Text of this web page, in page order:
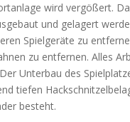
wird vergößert.
und gelagert
Spielgeräte zu
zu entfernen. Alles
Unterbau des
tiefen
besteht.